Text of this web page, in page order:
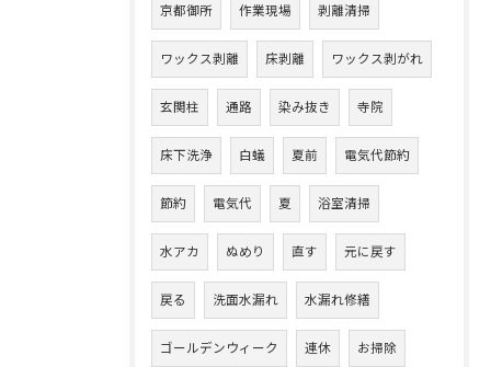
京都御所 作業現場 剥離清掃
ワックス剥離 床剥離 ワックス剥がれ
玄関柱 通路 染み抜き 寺院
床下洗浄 白蟻 夏前 電気代節約
節約 電気代 夏 浴室清掃
水アカ ぬめり 直す 元に戻す
戻る 洗面水漏れ 水漏れ修繕
ゴールデンウィーク 連休 お掃除